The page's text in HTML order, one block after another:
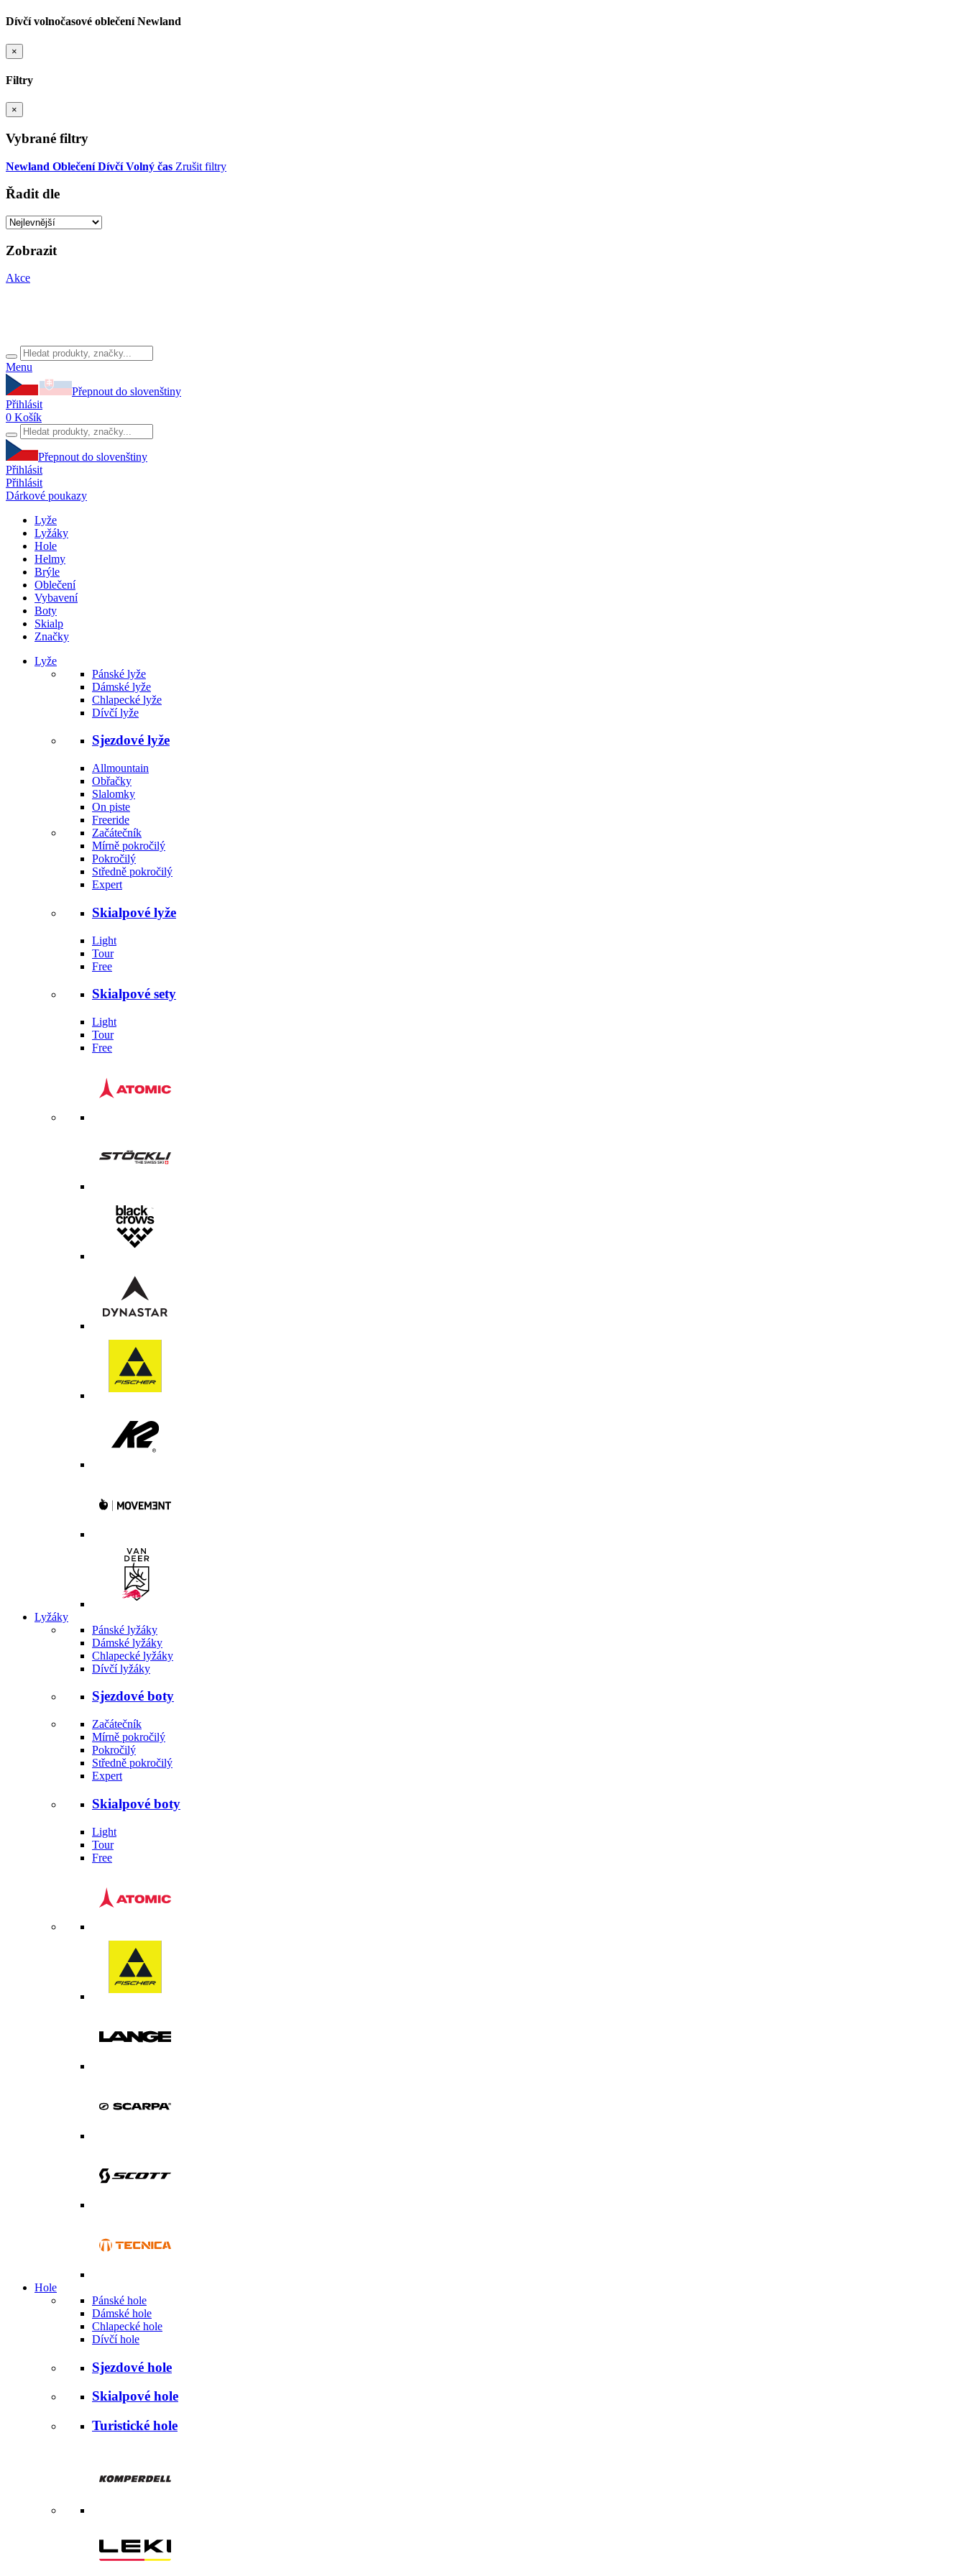
Dívčí volnočasové oblečení Newland
×
Filtry
×
Vybrané filtry
Newland Oblečení Dívčí Volný čas Zrušit filtry
Řadit dle
Zobrazit
Akce
Menu
Přepnout do slovenštiny
Přihlásit
0 Košík
Přepnout do slovenštiny
Přihlásit
Přihlásit
Dárkové poukazy
Lyže
Lyžáky
Hole
Helmy
Brýle
Oblečení
Vybavení
Boty
Skialp
Značky
Lyže
Pánské lyže
Dámské lyže
Chlapecké lyže
Dívčí lyže
Sjezdové lyže
Allmountain
Obřačky
Slalomky
On piste
Freeride
Začátečník
Mírně pokročilý
Pokročilý
Středně pokročilý
Expert
Skialpové lyže
Light
Tour
Free
Skialpové sety
Light
Tour
Free
Lyžáky
Pánské lyžáky
Dámské lyžáky
Chlapecké lyžáky
Dívčí lyžáky
Sjezdové boty
Začátečník
Mírně pokročilý
Pokročilý
Středně pokročilý
Expert
Skialpové boty
Light
Tour
Free
Hole
Pánské hole
Dámské hole
Chlapecké hole
Dívčí hole
Sjezdové hole
Skialpové hole
Turistické hole